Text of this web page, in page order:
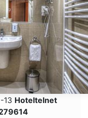
13 Hoteltelnet